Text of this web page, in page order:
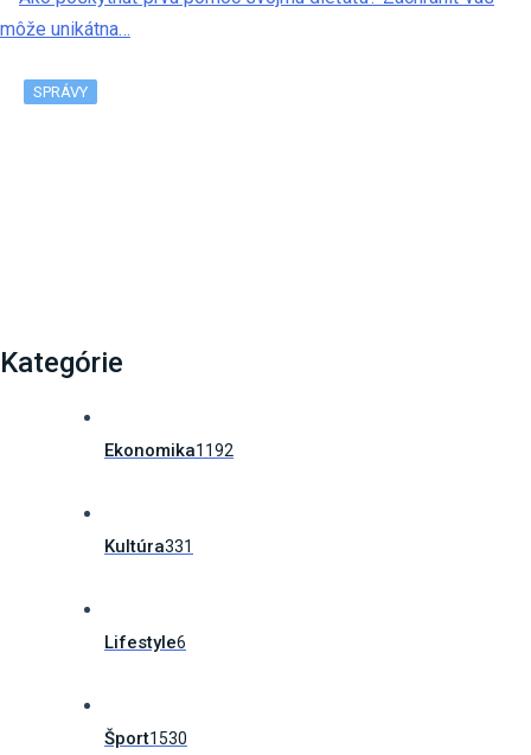
SPRÁVY
Kategórie
Ekonomika1192
Kultúra331
Lifestyle6
Šport1530